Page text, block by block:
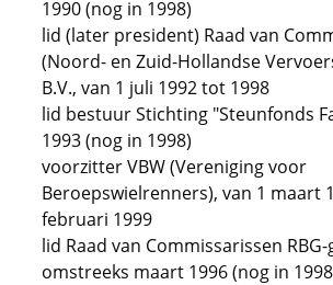
1990 (nog in 1998)
lid (later president) Raad van
(Noord- en Zuid-Hollandse
B.V., van 1 juli 1992 tot 1998
lid bestuur Stichting "Steunfonds
1993 (nog in 1998)
voorzitter VBW (Vereniging voor
Beroepswielrenners), van 1 maart
februari 1999
lid Raad van Commissarissen
omstreeks maart 1996 (nog in